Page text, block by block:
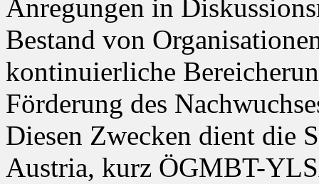
Anregungen in
Bestand von
kontinuierliche
Förderung des
Diesen Zwecken dient die
Austria, kurz ÖGMBT-